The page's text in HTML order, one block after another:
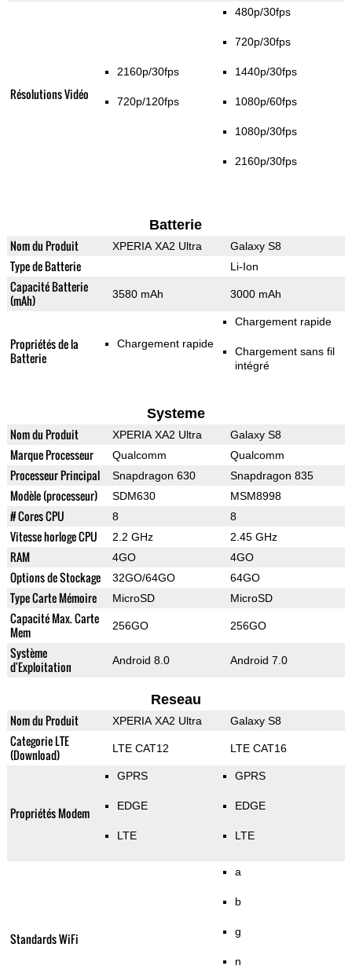
Résolutions Vidéo
2160p/30fps
720p/120fps
480p/30fps
720p/30fps
1440p/30fps
1080p/60fps
1080p/30fps
2160p/30fps
Batterie
Nom du Produit XPERIA XA2 Ultra Galaxy S8
Type de Batterie Li-Ion
Capacité Batterie
(mAh)
3580 mAh 3000 mAh
Propriétés de la
Batterie
Chargement rapide
Chargement rapide
Chargement sans fil
intégré
Systeme
Nom du Produit XPERIA XA2 Ultra Galaxy S8
Marque Processeur Qualcomm Qualcomm
Processeur Principal Snapdragon 630 Snapdragon 835
Modèle (processeur) SDM630 MSM8998
# Cores CPU 8 8
Vitesse horloge CPU 2.2 GHz 2.45 GHz
RAM 4GO 4GO
Options de Stockage 32GO/64GO 64GO
Type Carte Mémoire MicroSD MicroSD
Capacité Max. Carte
Mem
256GO 256GO
Système
d'Exploitation
Android 8.0 Android 7.0
Reseau
Nom du Produit XPERIA XA2 Ultra Galaxy S8
Categorie LTE
(Download)
LTE CAT12 LTE CAT16
Propriétés Modem
GPRS
EDGE
LTE
GPRS
EDGE
LTE
Standards WiFi
a
b
g
n